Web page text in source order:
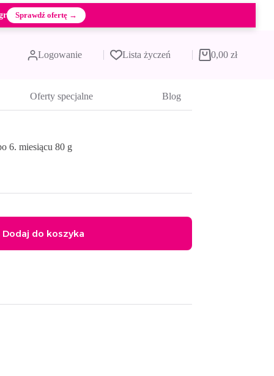
Sprawdź ofertę →
Logowanie Lista życzeń Koszyk
0,00 zł
Oferty specjalne Blog
6. miesiącu 80 g
Dodaj do koszyka